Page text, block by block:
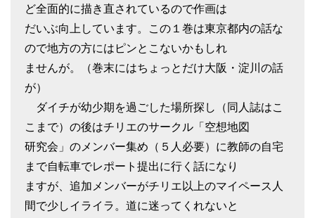
ど全面的に描き直されているので作画は
だいぶ向上しています。この１巻は東京都内の話な
ので地方の方にはピンとこないかもしれ
ませんが。（巻末にはちょっとだけ大阪・淀川の話
が）
ダイチが幼少期を過ごした場所探し（同人誌はこ
こまで）の後はチリエのサークル「空想地図
研究会」のメンバー集め（５人必要）に教師の自宅
まで自転車でレポート提出に行く話になり
ますが、追加メンバーがチリエ以上のマイペース人
間で少しイライラ。道に迷ってくれないと